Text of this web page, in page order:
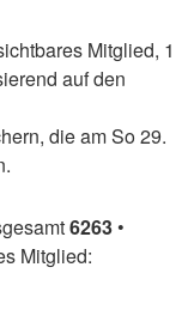
Mitglied, 1
auf den
die am So 29.
6263 •
Mitglied: